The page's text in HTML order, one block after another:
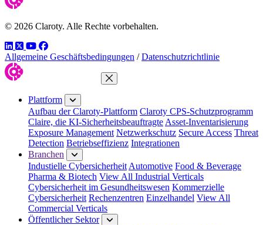
© 2026 Claroty. Alle Rechte vorbehalten.
LinkedIn
TwitterYouTube
Facebook
Allgemeine Geschäftsbedingungen / Datenschutzrichtlinie
Menü schließen
Plattform
Aufbau der Claroty-Plattform Claroty CPS-Schutzprogramm
Claire, die KI-Sicherheitsbeauftragte Asset-Inventarisierung
Exposure Management Netzwerkschutz Secure Access Threat
Detection Betriebseffizienz Integrationen
Branchen
Industielle Cybersicherheit Automotive Food & Beverage
Pharma & Biotech View All Industrial Verticals
Cybersicherheit im Gesundheitswesen Kommerzielle
Cybersicherheit Rechenzentren Einzelhandel View All
Commercial Verticals
Öffentlicher Sektor